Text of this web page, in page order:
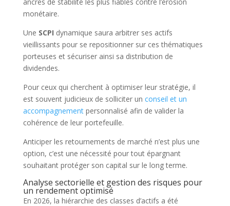
monétaire.
Une SCPI dynamique saura arbitrer ses actifs
vieillissants pour se repositionner sur ces thématiques
porteuses et sécuriser ainsi sa distribution de
dividendes.
Pour ceux qui cherchent à optimiser leur stratégie, il
est souvent judicieux de solliciter un conseil et un
accompagnementpersonnalisé afin de valider la
cohérence de leur portefeuille.
Anticiper les retournements de marché n’est plus une
option, c’est une nécessité pour tout épargnant
souhaitant protéger son capital sur le long terme.
Analyse sectorielle et gestion des risques pour
un rendement optimisé
En 2026, la hiérarchie des classes d’actifs a été